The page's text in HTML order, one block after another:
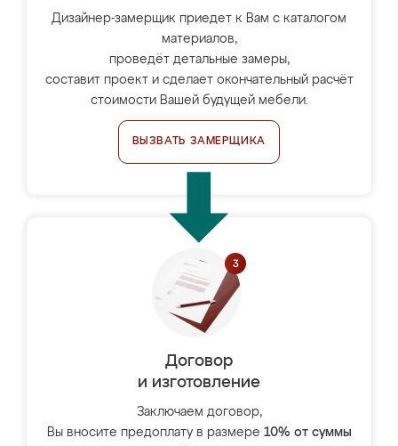
Дизайнер-замерщик приедет к Вам с каталогом
материалов,
проведёт детальные замеры,
составит проект и сделает окончательный расчёт
стоимости Вашей будущей мебели.
ВЫЗВАТЬ ЗАМЕРЩИКА
Договор
и изготовление
Заключаем договор,
Вы вносите предоплату в размере 10% от суммы